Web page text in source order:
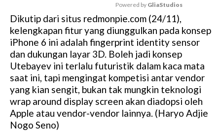
M
u
t
e
Powered by GliaStudios
Dikutip dari situs redmonpie.com (24/11),
kelengkapan fitur yang diunggulkan pada konsep
iPhone 6 ini adalah fingerprint identity sensor
dan dukungan layar 3D. Boleh jadi konsep
Utebayev ini terlalu futuristik dalam kaca mata
saat ini, tapi mengingat kompetisi antar vendor
yang kian sengit, bukan tak mungkin teknologi
wrap around display screen akan diadopsi oleh
Apple atau vendor-vendor lainnya. (Haryo Adjie
Nogo Seno)